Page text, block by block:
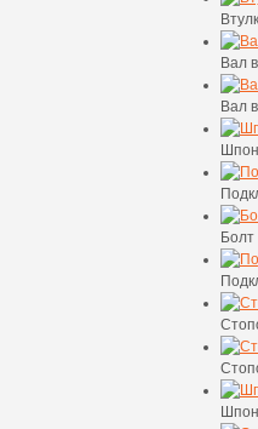
Вал
Вал
Болт